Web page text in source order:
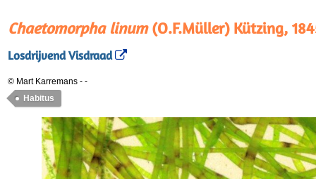
Chaetomorpha linum(O.F.Müller) Kützing,
Losdrijvend Visdraad
© Mart Karremans - -
Habitus